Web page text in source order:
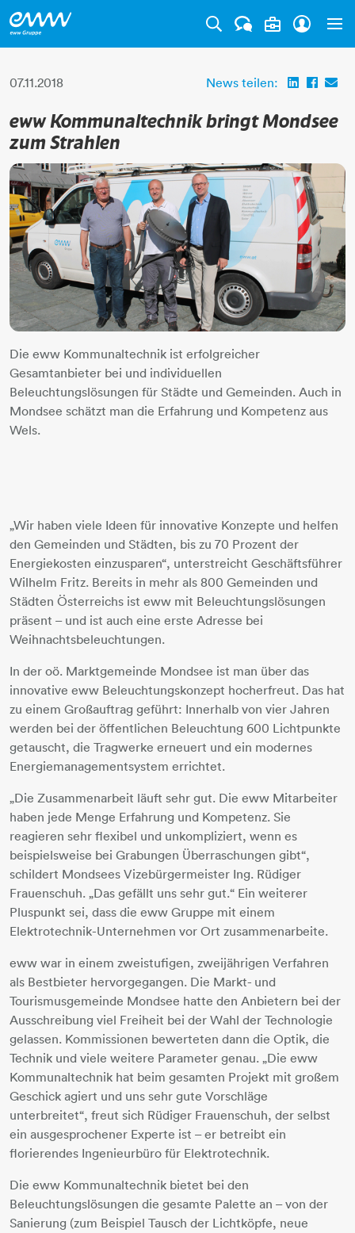
07.11.2018 News teilen:
eww Kommunaltechnik bringt Mondsee
zum Strahlen
Die eww Kommunaltechnik ist erfolgreicher
Gesamtanbieter bei und individuellen
Beleuchtungslösungen für Städte und Gemeinden. Auch in
Mondsee schätzt man die Erfahrung und Kompetenz aus
Wels.
„Wir haben viele Ideen für innovative Konzepte und helfen
den Gemeinden und Städten, bis zu 70 Prozent der
Energiekosten einzusparen“, unterstreicht Geschäftsführer
Wilhelm Fritz. Bereits in mehr als 800 Gemeinden und
Städten Österreichs ist eww mit Beleuchtungslösungen
präsent – und ist auch eine erste Adresse bei
Weihnachtsbeleuchtungen.
In der oö. Marktgemeinde Mondsee ist man über das
innovative eww Beleuchtungskonzept hocherfreut. Das hat
zu einem Großauftrag geführt: Innerhalb von vier Jahren
werden bei der öffentlichen Beleuchtung 600 Lichtpunkte
getauscht, die Tragwerke erneuert und ein modernes
Energiemanagementsystem errichtet.
„Die Zusammenarbeit läuft sehr gut. Die eww Mitarbeiter
haben jede Menge Erfahrung und Kompetenz. Sie
reagieren sehr flexibel und unkompliziert, wenn es
beispielsweise bei Grabungen Überraschungen gibt“,
schildert Mondsees Vizebürgermeister Ing. Rüdiger
Frauenschuh. „Das gefällt uns sehr gut.“ Ein weiterer
Pluspunkt sei, dass die eww Gruppe mit einem
Elektrotechnik-Unternehmen vor Ort zusammenarbeite.
eww war in einem zweistufigen, zweijährigen Verfahren
als Bestbieter hervorgegangen. Die Markt- und
Tourismusgemeinde Mondsee hatte den Anbietern bei der
Ausschreibung viel Freiheit bei der Wahl der Technologie
gelassen. Kommissionen bewerteten dann die Optik, die
Technik und viele weitere Parameter genau. „Die eww
Kommunaltechnik hat beim gesamten Projekt mit großem
Geschick agiert und uns sehr gute Vorschläge
unterbreitet“, freut sich Rüdiger Frauenschuh, der selbst
ein ausgesprochener Experte ist – er betreibt ein
florierendes Ingenieurbüro für Elektrotechnik.
Die eww Kommunaltechnik bietet bei den
Beleuchtungslösungen die gesamte Palette an – von der
Sanierung (zum Beispiel Tausch der Lichtköpfe, neue